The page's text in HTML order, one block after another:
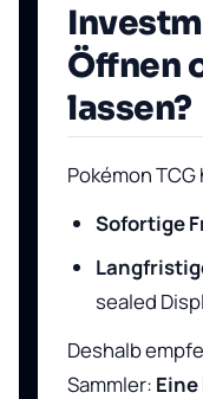
Öffnen
lassen?
Pokémon
Sofortige
sealed
Deshalb
Sammler: